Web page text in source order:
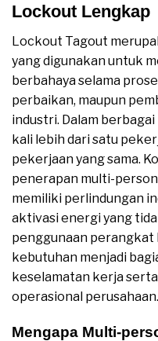
Lockout Lengkap
Lockout Tagout
yang digunakan untuk
berbahaya selama
perbaikan, maupun
industri. Dalam
kali lebih dari satu
pekerjaan yang sama.
penerapan multi-
memiliki perlindungan
aktivasi energi yang
penggunaan perangkat
kebutuhan menjadi
keselamatan kerja
operasional perusahaan.
Mengapa Multi-